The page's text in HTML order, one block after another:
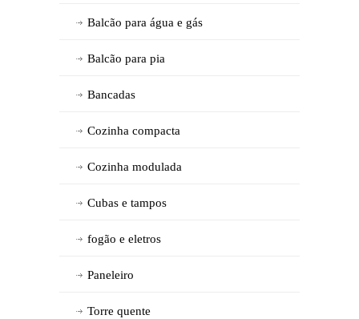
Balcão para água e gás
Balcão para pia
Bancadas
Cozinha compacta
Cozinha modulada
Cubas e tampos
fogão e eletros
Paneleiro
Torre quente